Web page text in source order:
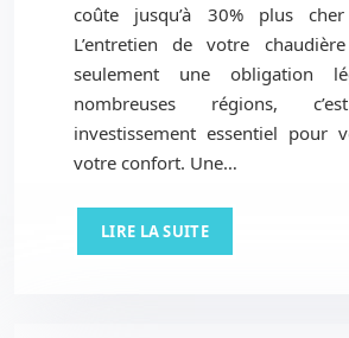
coûte jusqu’à 30% plus
L’entretien de votre
seulement une obligation
nombreuses régions,
investissement essentiel pour
votre confort. Une…
LIRE LA SUITE